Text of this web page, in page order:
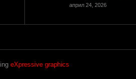
април 24, 2026
eXpressive graphics